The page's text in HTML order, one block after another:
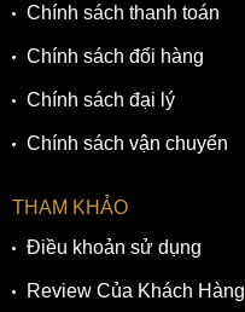
Chính sách thanh toán
Chính sách đổi hàng
Chính sách đại lý
Chính sách vận chuyển
THAM KHẢO
Điều khoản sử dụng
Review Của Khách Hàng